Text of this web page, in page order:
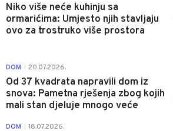
Niko više neće kuhinju sa
ormarićima: Umjesto njih stavljaju
ovo za trostruko više prostora
DOM 20.07.2026.
Od 37 kvadrata napravili dom iz
snova: Pametna rješenja zbog kojih
mali stan djeluje mnogo veće
DOM 18.07.2026.